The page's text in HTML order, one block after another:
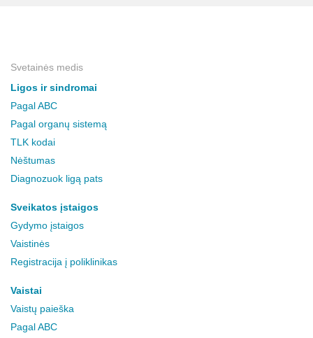
Svetainės medis
Ligos ir sindromai
Pagal ABC
Pagal organų sistemą
TLK kodai
Nėštumas
Diagnozuok ligą pats
Sveikatos įstaigos
Gydymo įstaigos
Vaistinės
Registracija į poliklinikas
Vaistai
Vaistų paieška
Pagal ABC